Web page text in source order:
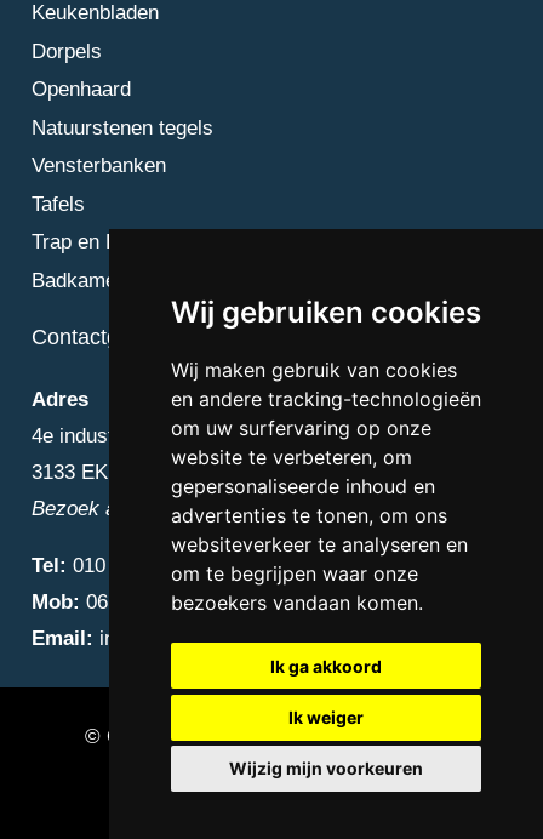
Wij gebruiken cookies
Wij maken gebruik van cookies
en andere tracking-technologieën
om uw surfervaring op onze
website te verbeteren, om
gepersonaliseerde inhoud en
advertenties te tonen, om ons
websiteverkeer te analyseren en
om te begrijpen waar onze
bezoekers vandaan komen.
Ik ga akkoord
Ik weiger
Wijzig mijn voorkeuren
Keukenbladen
Dorpels
Openhaard
Natuurstenen tegels
Vensterbanken
Tafels
Trap en Bordes
Badkamer
Contactgegevens
Adres
4e industriestraat 25
3133 EK Vlaardingen
Bezoek alleen op afspraak
Tel: 010 – 223 3759
Mob: 06 – 4838 1000
Email: info@diamantnatuursteen.nl
© Copyright 2026 Diamant Natuursteen –
Natuursteen bedrijf Vlaardingen